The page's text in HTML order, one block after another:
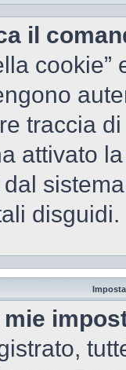
il
traccia
attivato
disguidi.